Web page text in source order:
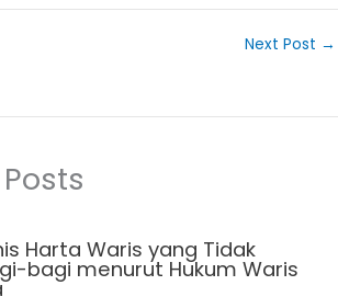
Next Post →
Harta Waris yang Tidak
bagi menurut Hukum Waris